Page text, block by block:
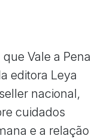
Vale a Pena
editora Leya
nacional,
cuidados
e a relação